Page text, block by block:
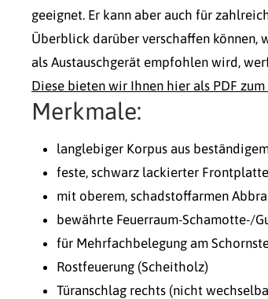
geeignet. Er kann aber auch für
Überblick darüber verschaffen können,
als Austauschgerät empfohlen wird,
Diese bieten wir Ihnen hier als PDF
Merkmale:
langlebiger Korpus aus
feste, schwarz lackierter Frontplatte
mit oberem, schadstoffarmen
bewährte Feuerraum-Schamotte-/
für Mehrfachbelegung am
Rostfeuerung (Scheitholz)
Türanschlag rechts (nicht